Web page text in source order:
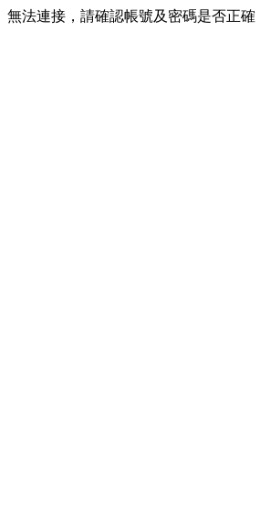
無法連接，請確認帳號及密碼是否正確